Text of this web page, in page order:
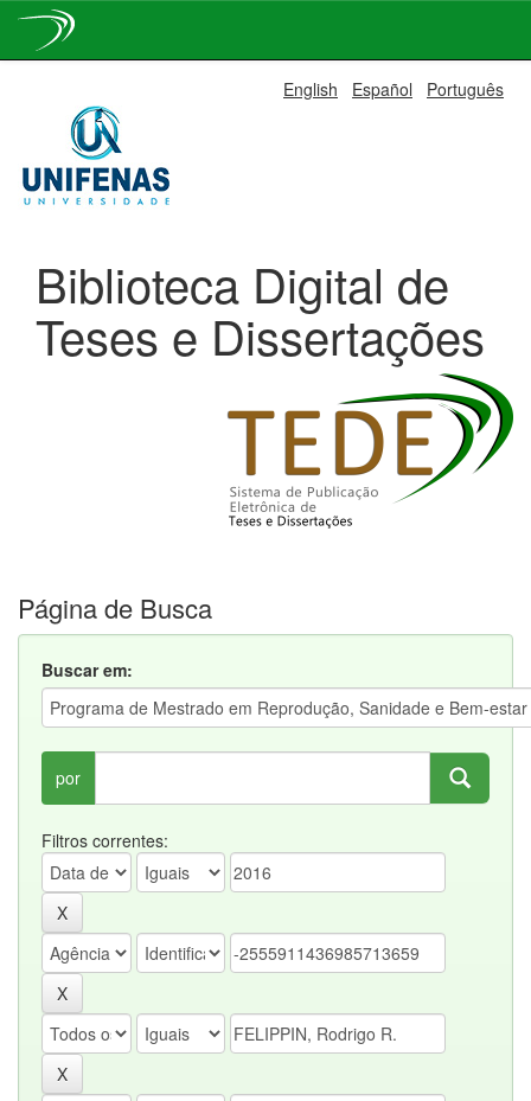
navigation
English Español Português
Biblioteca Digital de
Teses e Dissertações
Página de Busca
Buscar em:
por
Filtros correntes: